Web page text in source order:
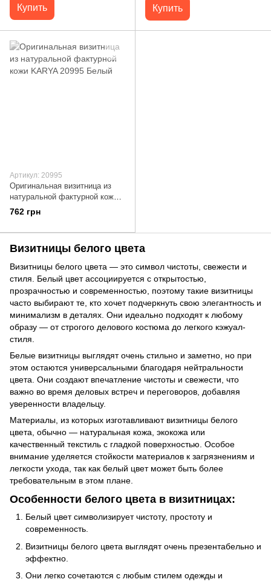
Купить Купить
Артикул: 20995
Оригинальная визитница из
натуральной фактурной кожи
KARYA 20995 Белый
762 грн
Визитницы белого цвета
Визитницы белого цвета — это символ чистоты, свежести и
стиля. Белый цвет ассоциируется с открытостью,
прозрачностью и современностью, поэтому такие визитницы
часто выбирают те, кто хочет подчеркнуть свою элегантность и
минимализм в деталях. Они идеально подходят к любому
образу — от строгого делового костюма до легкого кэжуал-
стиля.
Белые визитницы выглядят очень стильно и заметно, но при
этом остаются универсальными благодаря нейтральности
цвета. Они создают впечатление чистоты и свежести, что
важно во время деловых встреч и переговоров, добавляя
уверенности владельцу.
Материалы, из которых изготавливают визитницы белого
цвета, обычно — натуральная кожа, экокожа или
качественный текстиль с гладкой поверхностью. Особое
внимание уделяется стойкости материалов к загрязнениям и
легкости ухода, так как белый цвет может быть более
требовательным в этом плане.
Особенности белого цвета в визитницах:
Белый цвет символизирует чистоту, простоту и
современность.
Визитницы белого цвета выглядят очень презентабельно и
эффектно.
Они легко сочетаются с любым стилем одежды и